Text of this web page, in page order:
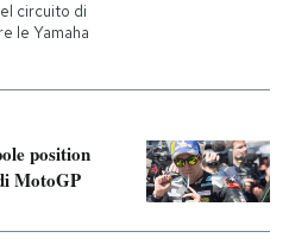
circuito di
le Yamaha
position
MotoGP